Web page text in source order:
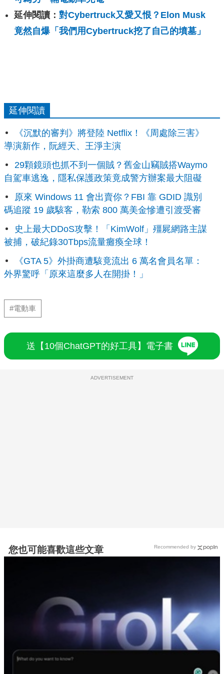
延伸閱讀： 對Cybertruck又愛又恨？Elon Musk
竟然自爆「我們用Cybertruck挖了自己的墳墓」
延伸閱讀
《沉默的審判》將登陸 Netflix！《周處除三害》
導演新作，阮經天、王淨主演
29顆鏡頭也抓不到一個賊？舊金山竊賊搭Waymo
自駕車逃逸，隱私保護政策竟成警方辦案最大阻礙
原來 Windows 11 會出賣你？FBI 靠 GDID 識別
碼追蹤 19 歲駭客，勒索 800 萬美金慘遭引渡受審
史上最大DDoS攻擊！「KimWolf」殭屍網路主謀
被捕，破紀錄30Tbps流量癱瘓全球！
《GTA 5》外掛商遭駭竟流出 6 萬名會員名單：
外界驚呼「原來這麼多人在開掛！」
#電動車
送【10個ChatGPT的好工具】電子書
ADVERTISEMENT
您也可能喜歡這些文章 Recommended by